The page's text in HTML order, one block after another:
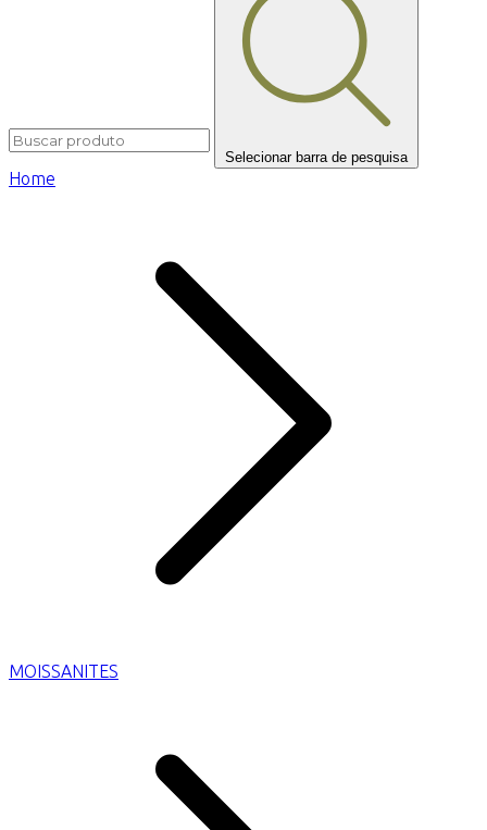
Selecionar barra de pesquisa
Home
MOISSANITES